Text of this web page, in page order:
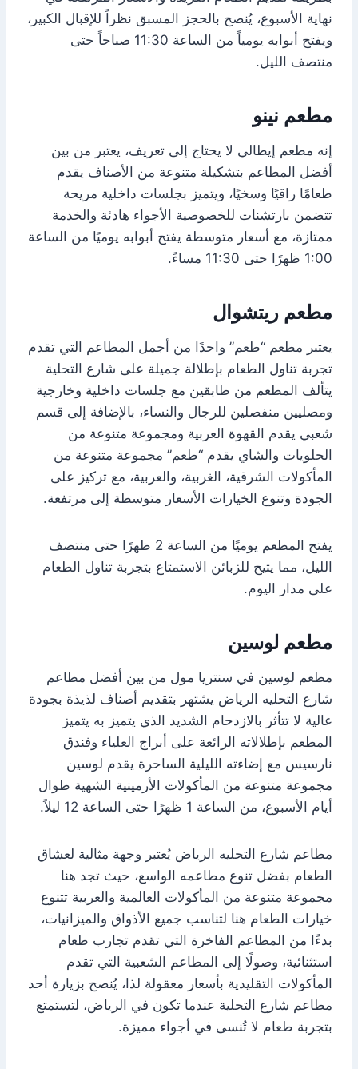
نهاية الأسبوع، يُنصح بالحجز المسبق نظراً للإقبال الكبير،
ويفتح أبوابه يومياً من الساعة 11:30 صباحاً حتى
منتصف الليل.
مطعم نينو
إنه مطعم إيطالي لا يحتاج إلى تعريف، يعتبر من بين
أفضل المطاعم بتشكيلة متنوعة من الأصناف يقدم
طعامًا راقيًا وسخيًا، ويتميز بجلسات داخلية مريحة
تتضمن بارتشنات للخصوصية الأجواء هادئة والخدمة
ممتازة، مع أسعار متوسطة يفتح أبوابه يوميًا من الساعة
1:00 ظهرًا حتى 11:30 مساءً.
مطعم ريتشوال
يعتبر مطعم “طعم” واحدًا من أجمل المطاعم التي تقدم
تجربة تناول الطعام بإطلالة جميلة على شارع التحلية
يتألف المطعم من طابقين مع جلسات داخلية وخارجية
ومصليين منفصلين للرجال والنساء، بالإضافة إلى قسم
شعبي يقدم القهوة العربية ومجموعة متنوعة من
الحلويات والشاي يقدم “طعم” مجموعة متنوعة من
المأكولات الشرقية، الغربية، والعربية، مع تركيز على
الجودة وتنوع الخيارات الأسعار متوسطة إلى مرتفعة.
يفتح المطعم يوميًا من الساعة 2 ظهرًا حتى منتصف
الليل، مما يتيح للزبائن الاستمتاع بتجربة تناول الطعام
على مدار اليوم.
مطعم لوسين
مطعم لوسين في سنتريا مول من بين أفضل مطاعم
شارع التحليه الرياض يشتهر بتقديم أصناف لذيذة بجودة
عالية لا تتأثر بالازدحام الشديد الذي يتميز به يتميز
المطعم بإطلالاته الرائعة على أبراج العلياء وفندق
نارسيس مع إضاءته الليلية الساحرة يقدم لوسين
مجموعة متنوعة من المأكولات الأرمينية الشهية طوال
أيام الأسبوع، من الساعة 1 ظهرًا حتى الساعة 12 ليلاً.
مطاعم شارع التحليه الرياض يُعتبر وجهة مثالية لعشاق
الطعام بفضل تنوع مطاعمه الواسع، حيث تجد هنا
مجموعة متنوعة من المأكولات العالمية والعربية تتنوع
خيارات الطعام هنا لتناسب جميع الأذواق والميزانيات،
بدءًا من المطاعم الفاخرة التي تقدم تجارب طعام
استثنائية، وصولًا إلى المطاعم الشعبية التي تقدم
المأكولات التقليدية بأسعار معقولة لذا، يُنصح بزيارة أحد
مطاعم شارع التحلية عندما تكون في الرياض، لتستمتع
بتجربة طعام لا تُنسى في أجواء مميزة.